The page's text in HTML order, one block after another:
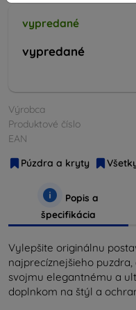
vypredané
vypredané
Výrobca
Produktové číslo
EAN
Púzdra a kryty
Popis a
špecifikácia
Vylepšite originálnu
najprecíznejšieho
svojmu elegantnému a
doplnkom na štýl a